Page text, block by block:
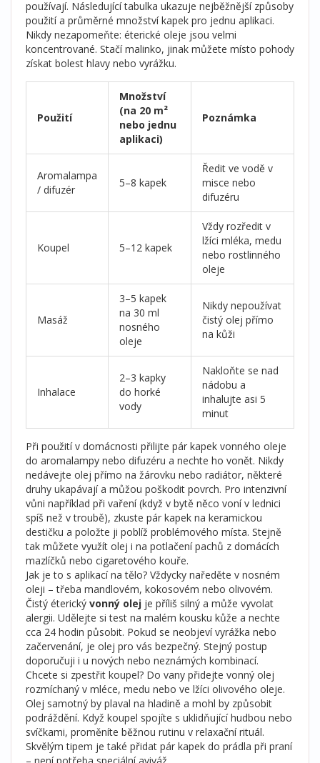
používají. Následující tabulka ukazuje nejběžnější způsoby
použití a průměrné množství kapek pro jednu aplikaci.
Nikdy nezapomeňte: éterické oleje jsou velmi
koncentrované. Stačí malinko, jinak můžete místo pohody
získat bolest hlavy nebo vyrážku.
Použití
Množství
(na 20 m²
nebo jednu
aplikaci)
Poznámka
Aromalampa
/ difuzér
5–8 kapek
Ředit ve vodě v
misce nebo
difuzéru
Koupel 5–12 kapek
Vždy rozředit v
lžíci mléka, medu
nebo rostlinného
oleje
Masáž
3–5 kapek
na 30 ml
nosného
oleje
Nikdy nepoužívat
čistý olej přímo
na kůži
Inhalace
2–3 kapky
do horké
vody
Nakloňte se nad
nádobu a
inhalujte asi 5
minut
Při použití v domácnosti přilijte pár kapek vonného oleje
do aromalampy nebo difuzéru a nechte ho vonět. Nikdy
nedávejte olej přímo na žárovku nebo radiátor, některé
druhy ukapávají a můžou poškodit povrch. Pro intenzivní
vůni například při vaření (když v bytě něco voní v lednici
spíš než v troubě), zkuste pár kapek na keramickou
destičku a položte ji poblíž problémového místa. Stejně
tak můžete využít olej i na potlačení pachů z domácích
mazlíčků nebo cigaretového kouře.
Jak je to s aplikací na tělo? Vždycky naředěte v nosném
oleji – třeba mandlovém, kokosovém nebo olivovém.
Čistý éterický vonný olej je příliš silný a může vyvolat
alergii. Udělejte si test na malém kousku kůže a nechte
cca 24 hodin působit. Pokud se neobjeví vyrážka nebo
začervenání, je olej pro vás bezpečný. Stejný postup
doporučuji i u nových nebo neznámých kombinací.
Chcete si zpestřit koupel? Do vany přidejte vonný olej
rozmíchaný v mléce, medu nebo ve lžíci olivového oleje.
Olej samotný by plaval na hladině a mohl by způsobit
podráždění. Když koupel spojíte s uklidňující hudbou nebo
svíčkami, proměníte běžnou rutinu v relaxační rituál.
Skvělým tipem je také přidat pár kapek do prádla při praní
– není potřeba speciální aviváž.